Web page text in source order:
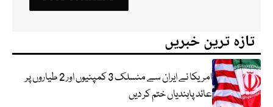
تازہ ترین خبریں
امریکا نے ایران سے منسلک 3 کمپنیوں اور 2 طیاروں پر
عائد پابندیاں ختم کر دیں